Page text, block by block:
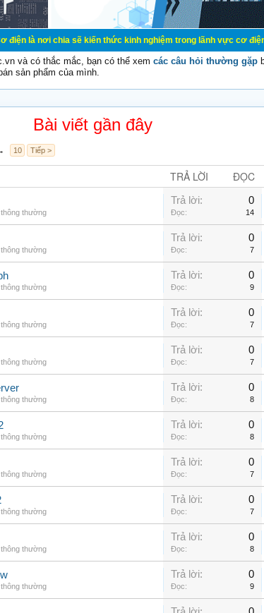
chia sẽ kiến thức kinh nghiệm trong lãnh vực cơ điện, mua
và có thắc mắc, bạn có thể xem các câu hỏi thường gặp
sản phẩm của mình.
Bài viết gần đây
10 Tiếp >
TRẢ LỜI ĐỌC
thường
Trả lời: 0
Đọc: 14
thường
Trả lời: 0
Đọc: 7
thường
Trả lời: 0
Đọc: 9
thường
Trả lời: 0
Đọc: 7
thường
Trả lời: 0
Đọc: 7
thường
Trả lời: 0
Đọc: 8
thường
Trả lời: 0
Đọc: 8
thường
Trả lời: 0
Đọc: 7
thường
Trả lời: 0
Đọc: 7
thường
Trả lời: 0
Đọc: 8
thường
Trả lời: 0
Đọc: 9